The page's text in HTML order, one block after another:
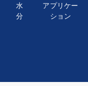
水
分
アプリケー
ション